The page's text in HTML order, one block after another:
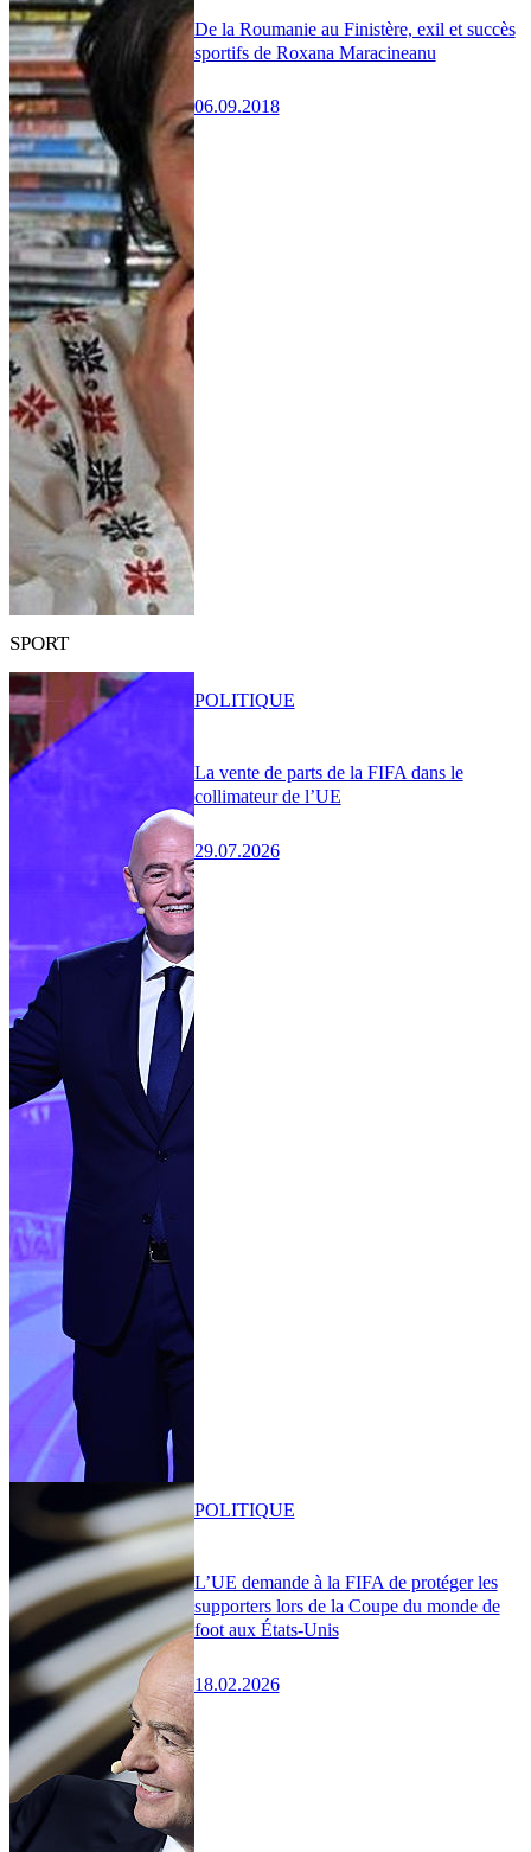
De la Roumanie au Finistère, exil et succès
sportifs de Roxana Maracineanu
06.09.2018
SPORT
La vente de parts de la FIFA dans le
collimateur de l’UE
29.07.2026
POLITIQUE
L’UE demande à la FIFA de protéger les
supporters lors de la Coupe du monde de
foot aux États-Unis
18.02.2026
POLITIQUE